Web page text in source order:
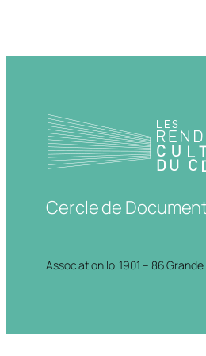
Cercle de
Association loi 1901 – 86